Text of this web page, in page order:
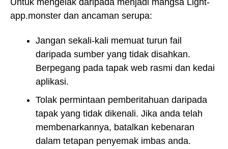
Untuk mengelak daripada menjadi mangsa Light-
app.monster dan ancaman serupa:
Jangan sekali-kali memuat turun fail
daripada sumber yang tidak disahkan.
Berpegang pada tapak web rasmi dan kedai
aplikasi.
Tolak permintaan pemberitahuan daripada
tapak yang tidak dikenali. Jika anda telah
membenarkannya, batalkan kebenaran
dalam tetapan penyemak imbas anda.